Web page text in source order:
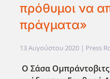
πρόθυμοι να
πράγματα»
13 Αυγούστου 2020 | Press
Ο Σάσα Ομπράντοβιτς